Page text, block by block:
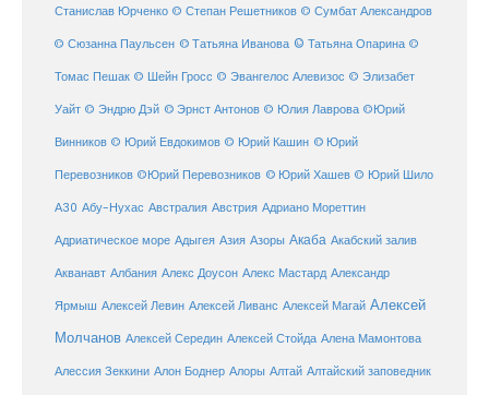
Станислав Юрченко © Степан Решетников © Сумбат Александров
© Сюзанна Паульсен © Татьяна Иванова © Татьяна Опарина ©
Томас Пешак © Шейн Гросс © Эвангелос Алевизос © Элизабет
Уайт © Эндрю Дэй © Эрнст Антонов © Юлия Лаврова ©Юрий
Винников © Юрий Евдокимов © Юрий Кашин © Юрий
Перевозников ©Юрий Перевозников © Юрий Хашев © Юрий Шило
А30 Абу-Нухас Австралия Австрия Адриано Мореттин
Адриатическое море Адыгея Азия Азоры Акаба Акабский залив
Акванавт Албания Алекс Доусон Алекс Мастард Александр
Ярмыш Алексей Левин Алексей Ливанс Алексей Магай Алексей
Молчанов Алексей Середин Алексей Стойда Алена Мамонтова
Алессия Зеккини Алон Боднер Алоры Алтай Алтайский заповедник